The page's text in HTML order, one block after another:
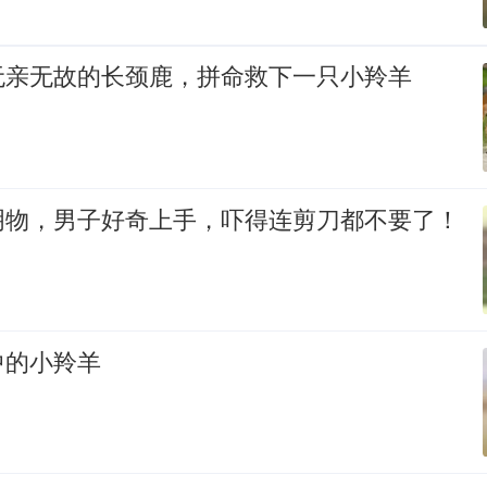
无故的长颈鹿，拼命救下一只小羚羊
，男子好奇上手，吓得连剪刀都不要了！
小羚羊